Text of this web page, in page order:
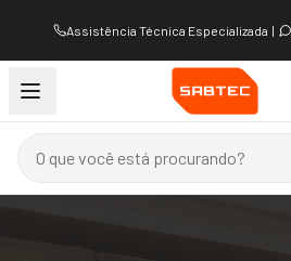
Assistência Técnica Especializada |